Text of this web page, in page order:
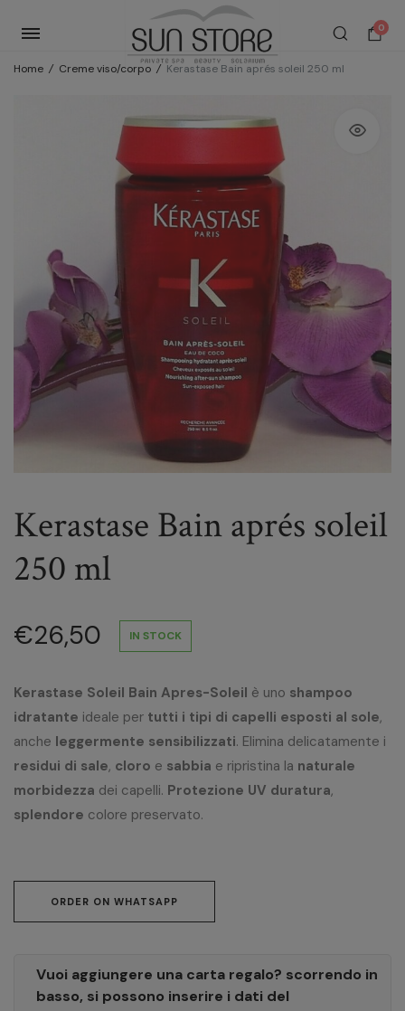
0
Home / Creme viso/corpo / Kerastase Bain aprés soleil 250 ml
Kerastase Bain aprés soleil
250 ml
€26,50 IN STOCK
Kerastase Soleil Bain Apres-Soleil è uno shampoo
idratante ideale per tutti i tipi di capelli esposti al sole,
anche leggermente sensibilizzati. Elimina delicatamente i
residui di sale, cloro e sabbia e ripristina la naturale
morbidezza dei capelli. Protezione UV duratura,
splendore colore preservato.
ORDER ON WHATSAPP
Vuoi aggiungere una carta regalo? scorrendo in
basso, si possono inserire i dati del